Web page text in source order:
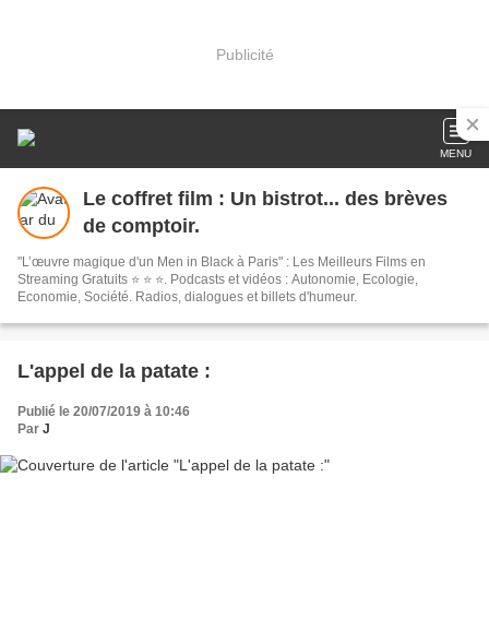
Publicité
MENU
Le coffret film : Un bistrot... des brèves
de comptoir.
"L’œuvre magique d'un Men in Black à Paris" : Les Meilleurs Films en
Streaming Gratuits ⭐ ⭐ ⭐. Podcasts et vidéos : Autonomie, Ecologie,
Economie, Société. Radios, dialogues et billets d'humeur.
L'appel de la patate :
Publié le 20/07/2019 à 10:46
Par J